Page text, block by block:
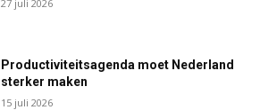
27 juli 2026
Productiviteitsagenda moet Nederland
sterker maken
15 juli 2026